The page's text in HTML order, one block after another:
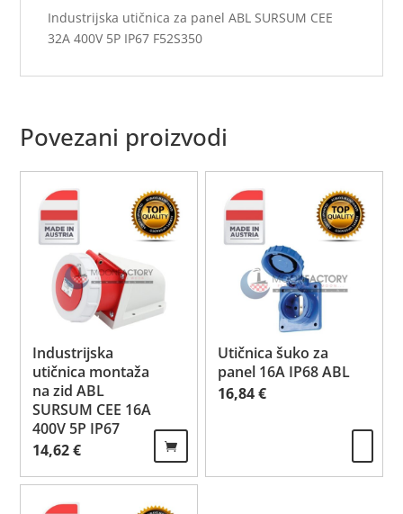
Industrijska utičnica za panel ABL SURSUM CEE
32A 400V 5P IP67 F52S350
Povezani proizvodi
Industrijska
utičnica montaža
na zid ABL
SURSUM CEE 16A
400V 5P IP67
14,62€
Utičnica šuko za
panel 16A IP68 ABL
16,84€